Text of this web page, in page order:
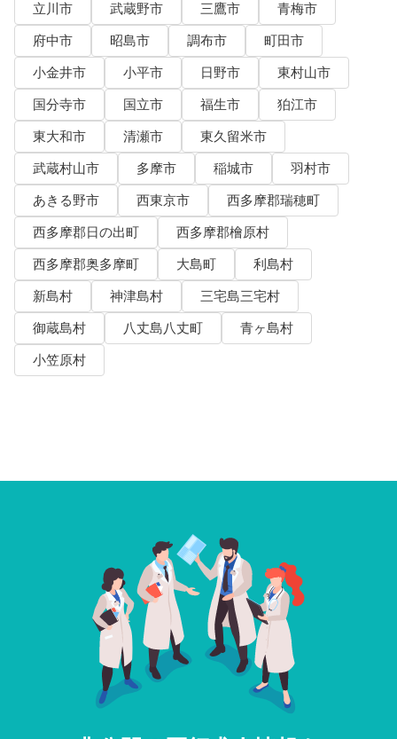
立川市
武蔵野市 三鷹市
青梅市
府中市
昭島市 調布市
町田市
小金井市
小平市 日野市
東村山市
国分寺市
国立市 福生市
狛江市
東大和市
清瀬市
東久留米市
武蔵村山市
多摩市 稲城市
羽村市
あきる野市
西東京市
西多摩郡瑞穂町
西多摩郡日の出町
西多摩郡檜原村
西多摩郡奥多摩町
大島町
利島村
新島村
神津島村
三宅島三宅村
御蔵島村
八丈島八丈町
青ヶ島村
小笠原村